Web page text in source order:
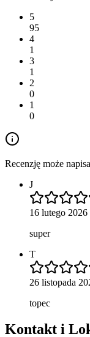
5
95
4
1
3
1
2
0
1
0
Recenzję może
J
16 lutego 2026
super
T
26 listopada
topec
Kontakt i